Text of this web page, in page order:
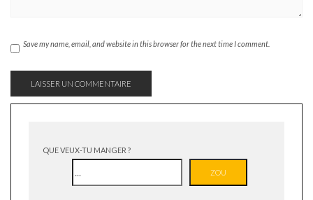
Save my name, email, and website in this browser for the next time I comment.
QUE VEUX-TU MANGER ?
ZOU